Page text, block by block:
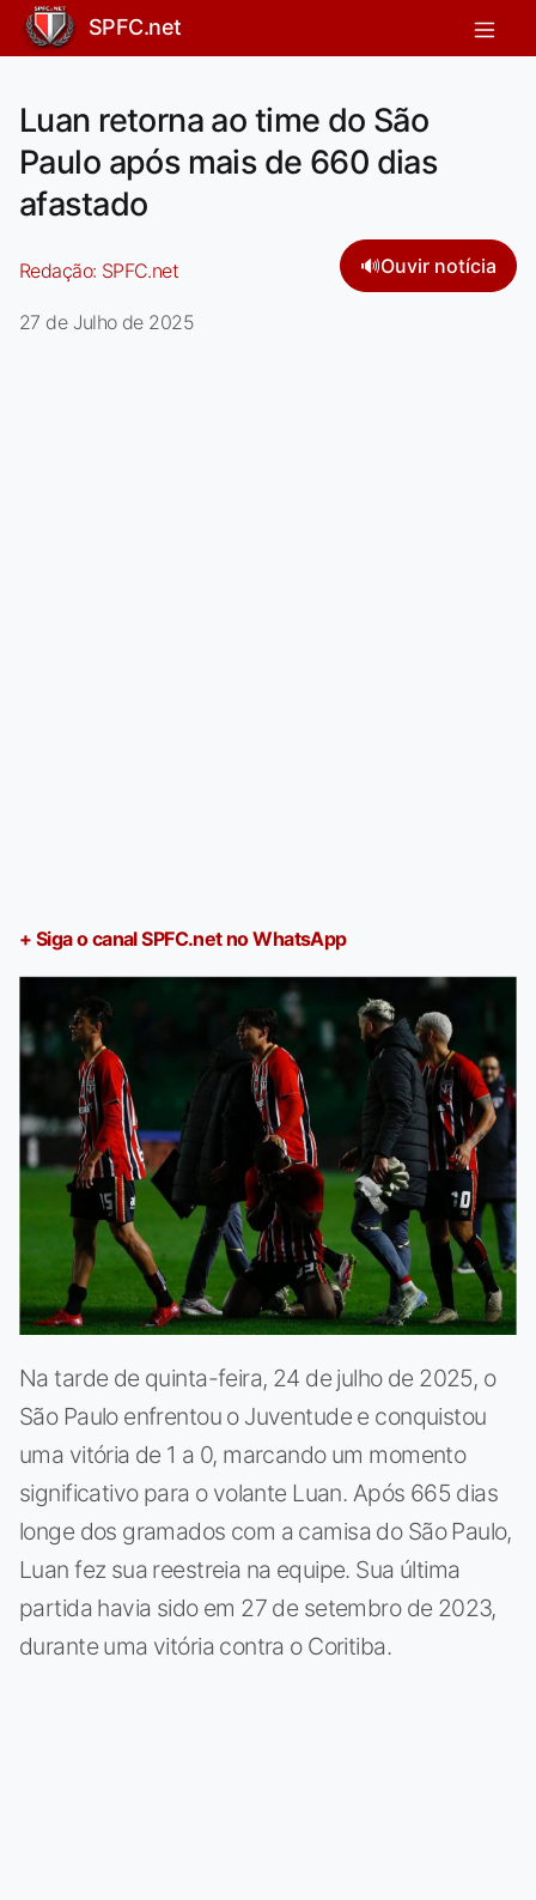
SPFC.net
Luan retorna ao time do São
Paulo após mais de 660 dias
afastado
Redação: SPFC.net 🔊Ouvir notícia
27 de Julho de 2025
+ Siga o canal SPFC.net no WhatsApp
Na tarde de quinta-feira, 24 de julho de 2025, o
São Paulo enfrentou o Juventude e conquistou
uma vitória de 1 a 0, marcando um momento
significativo para o volante Luan. Após 665 dias
longe dos gramados com a camisa do São Paulo,
Luan fez sua reestreia na equipe. Sua última
partida havia sido em 27 de setembro de 2023,
durante uma vitória contra o Coritiba.